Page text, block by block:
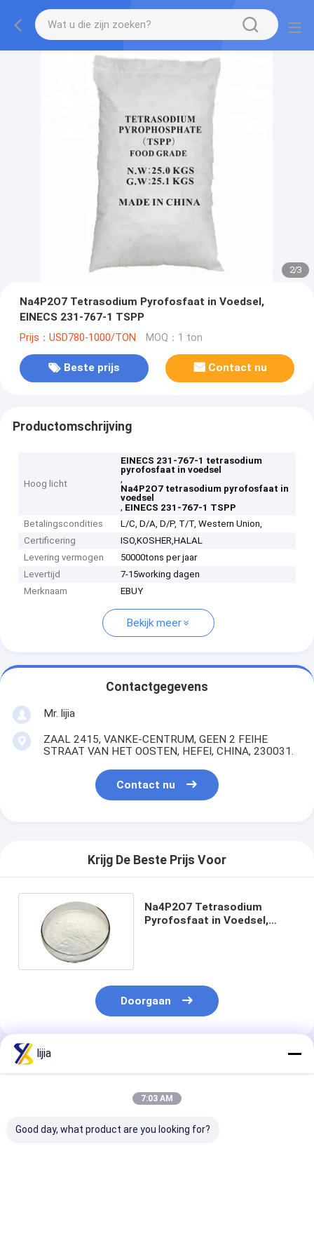
2/3
Na4P2O7 Tetrasodium Pyrofosfaat in Voedsel,
EINECS 231-767-1 TSPP
Prijs：USD780-1000/TON MOQ：1 ton
Beste prijs Contact nu
Productomschrijving
Hoog licht
EINECS 231-767-1 tetrasodium
pyrofosfaat in voedsel
,
Na4P2O7 tetrasodium pyrofosfaat in
voedsel
, EINECS 231-767-1 TSPP
Betalingscondities
L/C, D/A, D/P, T/T, Western Union,
Certificering
ISO,KOSHER,HALAL
Levering vermogen
50000tons per jaar
Levertijd
7-15working dagen
Merknaam
EBUY
Bekijk meer
Contactgegevens
Mr. lijia
ZAAL 2415, VANKE-CENTRUM, GEEN 2 FEIHE
STRAAT VAN HET OOSTEN, HEFEI, CHINA, 230031.
Contact nu
Krijg De Beste Prijs Voor
Na4P2O7 Tetrasodium
Pyrofosfaat in Voedsel,
Doorgaan
Geadviseerde Producten
lijia
7:03 AM
Good day, what product are you looking for?